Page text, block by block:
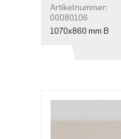
Artikelnummer:
00080106
1070x860 mm B